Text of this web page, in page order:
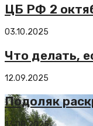
ЦБ РФ 2
03.10.2025
Что делать,
12.09.2025
Подоляк